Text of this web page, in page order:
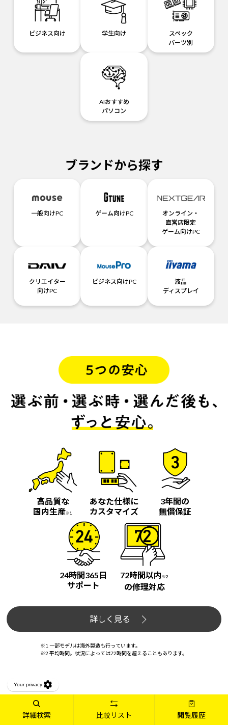
ビジネス向け 学生向け
スペック
パーツ別
AIおすすめ
パソコン
ブランドから探す
一般向けPC ゲーム向けPC
オンライン・
直営店限定
ゲーム向けPC
クリエイター
向けPC
ビジネス向けPC
液晶
ディスプレイ
詳細検索 比較リスト 閲覧履歴
高品質な
国内生産※1
あなた仕様に
カスタマイズ
3年間の
無償保証
24時間365日
サポート
72時間以内 ※2
の修理対応
詳しく見る
※1 一部モデルは海外製造も行っています。
※2 平均時間。状況によっては72時間を超えることもあります。
お届け納期について